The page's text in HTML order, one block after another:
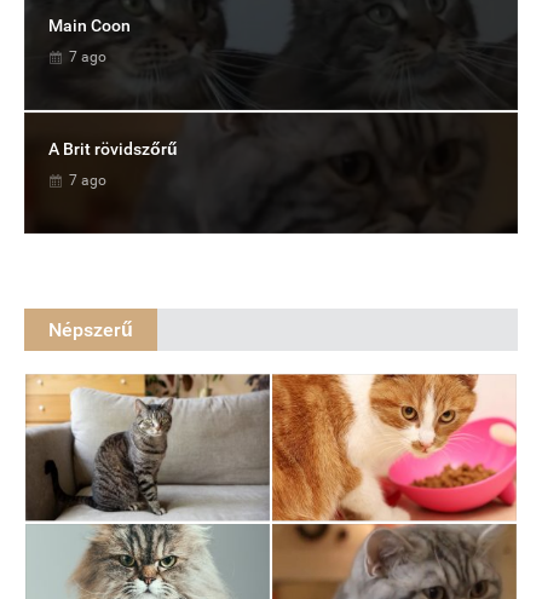
Main Coon
7 ago
A Brit rövidszőrű
7 ago
Népszerű